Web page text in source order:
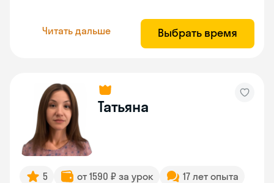
Читать дальше Выбрать время
Татьяна
5 от 1590 ₽ за урок
17 лет опыта